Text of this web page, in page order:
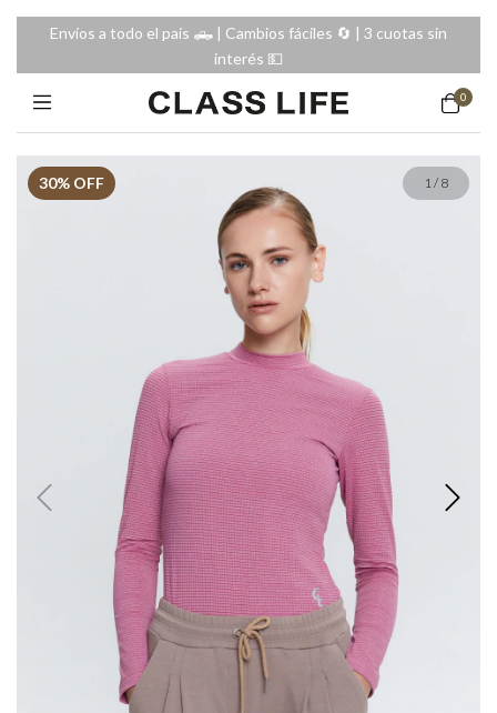
Envíos a todo el país 🛻 | Cambios fáciles 🔄️ | 3 cuotas sin
interés 💵
0
30% OFF 1/ 8